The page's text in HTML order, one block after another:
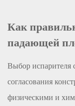
Как
падающей
Выбор испарителя
согласования
физическими и